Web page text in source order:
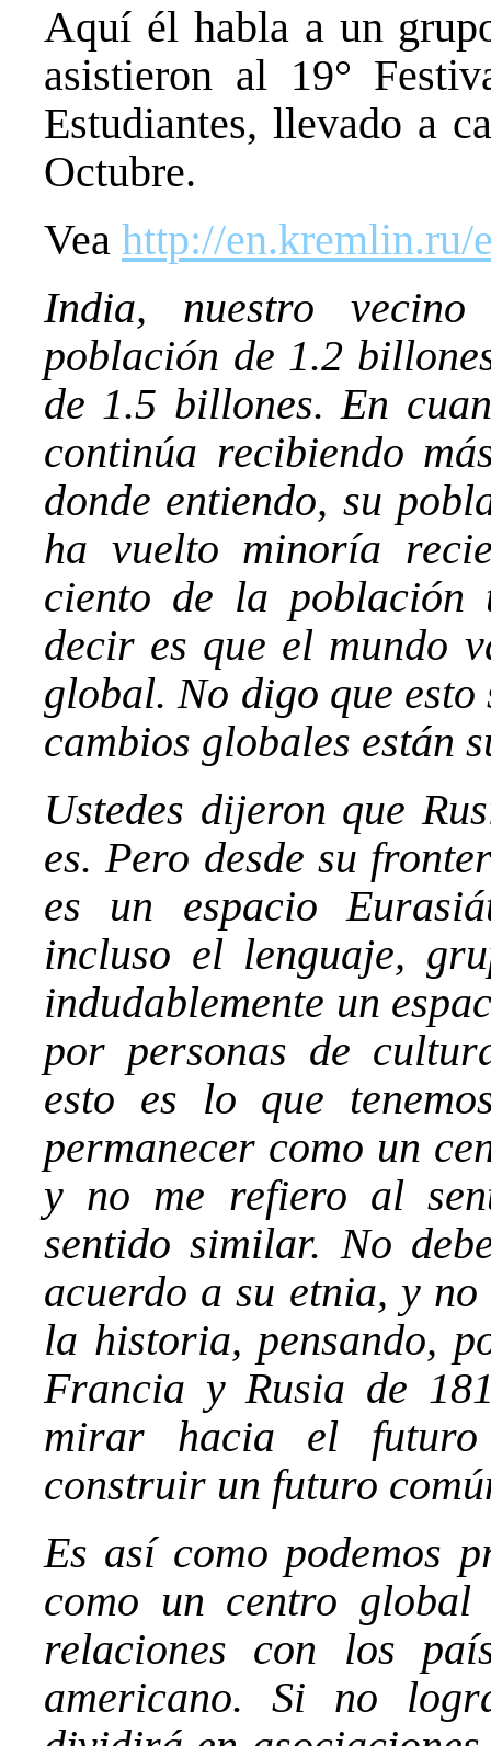
Aquí él habla a un
asistieron al 19°
Estudiantes, llevado a
Octubre.
Vea http://​en.​kremlin.​ru/​
India, nuestro
población de 1.2
de 1.5 billones. En
continúa recibiendo
donde entiendo, su
ha vuelto minoría
ciento de la
decir es que el mundo
global. No digo que
cambios globales están
Ustedes dijeron que
es. Pero desde su
es un espacio
incluso el lenguaje,
indudablemente un
por personas de
esto es lo que
permanecer como un
y no me refiero al
sentido similar. No
acuerdo a su etnia, y
la historia, pensando,
Francia y Rusia de
mirar hacia el
construir un futuro
Es así como podemos
como un centro
relaciones con los
americano. Si no